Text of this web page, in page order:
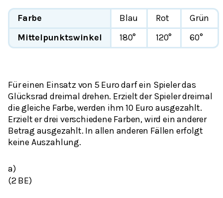
Farbe Blau Rot
Grün
Mittelpunktswinkel
180° 120° 60°
Für einen Einsatz von 5 Euro darf ein Spieler das
Glücksrad dreimal drehen. Erzielt der Spieler dreimal
die gleiche Farbe, werden ihm 10 Euro ausgezahlt.
Erzielt er drei verschiedene Farben, wird ein anderer
Betrag ausgezahlt. In allen anderen Fällen erfolgt
keine Auszahlung.
a)
(2 BE)